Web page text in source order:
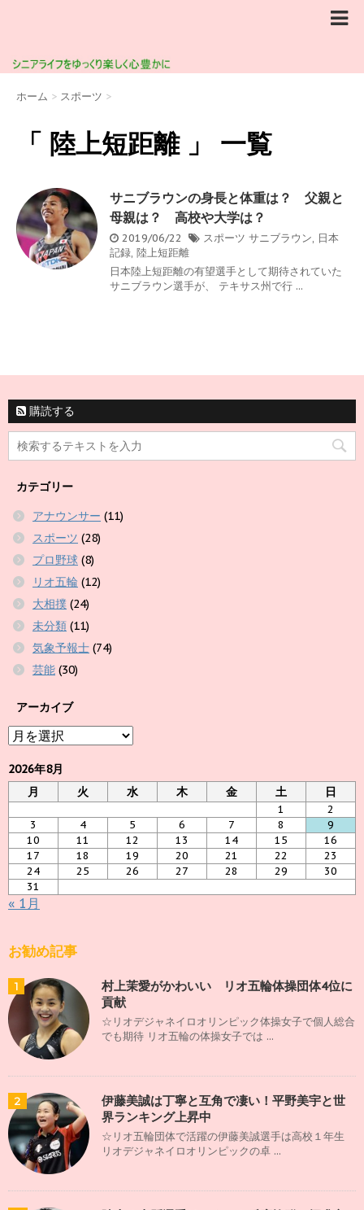
ホーム > スポーツ >
「 陸上短距離 」 一覧
サニブラウンの身長と体重は？ 父親と
母親は？ 高校や大学は？
2019/06/22 スポーツ サニブラウン, 日本
記録, 陸上短距離
日本陸上短距離の有望選手として期待されていた
サニブラウン選手が、 テキサス州で行 ...
購読する
カテゴリー
アナウンサー (11)
スポーツ (28)
プロ野球 (8)
リオ五輪 (12)
大相撲 (24)
未分類 (11)
気象予報士 (74)
芸能 (30)
アーカイブ
ア
カ
イ
ブ
2026年8月
月
火 水 木 金 土 日
1
2
3
4 5 6 7 8
9
10
11 12 13 14 15
16
17
18 19 20 21 22
23
24
25 26 27 28 29
30
31
« 1月
お勧め記事
1
村上茉愛がかわいい リオ五輪体操団体4位に
貢献
☆リオデジャネイロオリンピック体操女子で個人総合
でも期待 リオ五輪の体操女子では ...
2
伊藤美誠は丁寧と互角で凄い！平野美宇と世
界ランキング上昇中
☆リオ五輪団体で活躍の伊藤美誠選手は高校１年生
リオデジャネイロオリンピックの卓 ...